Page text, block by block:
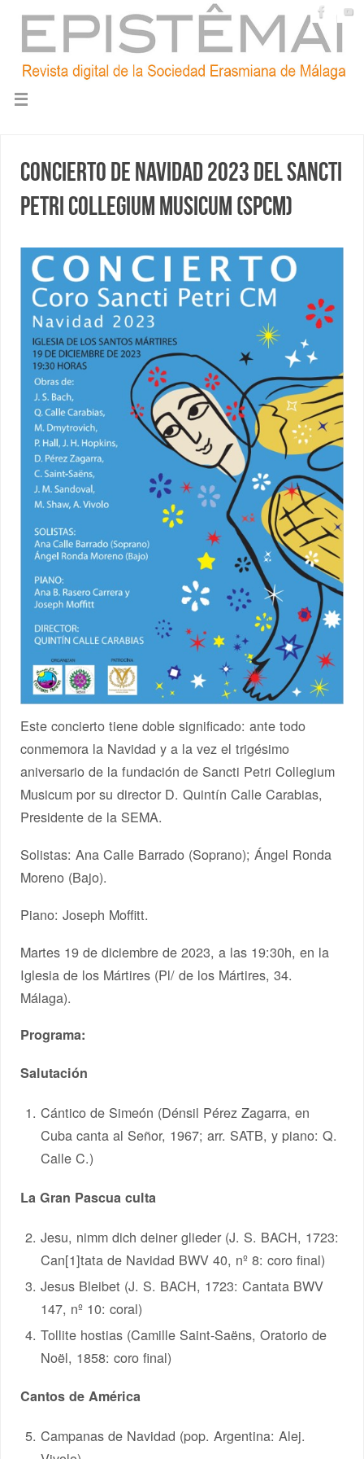
Concierto de Navidad 2023 del Sancti
Petri Collegium Musicum (SPCM)
Este concierto tiene doble significado: ante todo
conmemora la Navidad y a la vez el trigésimo
aniversario de la fundación de Sancti Petri Collegium
Musicum por su director D. Quintín Calle Carabias,
Presidente de la SEMA.
Solistas: Ana Calle Barrado (Soprano); Ángel Ronda
Moreno (Bajo).
Piano: Joseph Moffitt.
Martes 19 de diciembre de 2023, a las 19:30h, en la
Iglesia de los Mártires (Pl/ de los Mártires, 34.
Málaga).
Programa:
Salutación
Cántico de Simeón (Dénsil Pérez Zagarra, en
Cuba canta al Señor, 1967; arr. SATB, y piano: Q.
Calle C.)
La Gran Pascua culta
Jesu, nimm dich deiner glieder (J. S. BACH, 1723:
Can[1]tata de Navidad BWV 40, nº 8: coro final)
Jesus Bleibet (J. S. BACH, 1723: Cantata BWV
147, nº 10: coral)
Tollite hostias (Camille Saint-Saëns, Oratorio de
Noël, 1858: coro final)
Cantos de América
Campanas de Navidad (pop. Argentina: Alej.